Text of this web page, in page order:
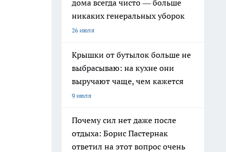
дома всегда чисто — больше
никаких генеральных уборок
26 июля
Крышки от бутылок больше не
выбрасываю: на кухне они
выручают чаще, чем кажется
9 июля
Почему сил нет даже после
отдыха: Борис Пастернак
ответил на этот вопрос очень